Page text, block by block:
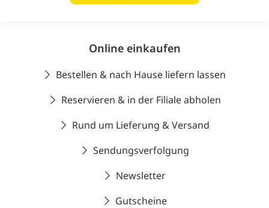
Online einkaufen
Bestellen & nach Hause liefern lassen
Reservieren & in der Filiale abholen
Rund um Lieferung & Versand
Sendungsverfolgung
Newsletter
Gutscheine